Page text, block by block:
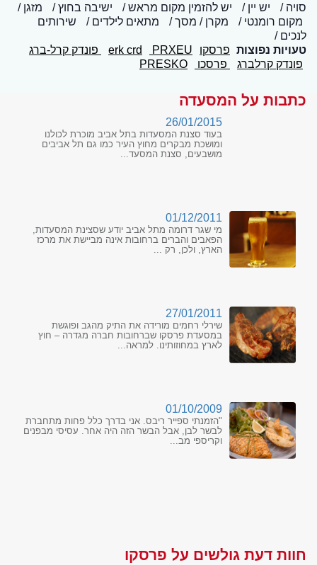
סויה
יש יין יש להזמין מקום מראש ישיבה בחוץ
מזגן
מקום רומנטי
מקרן / מסך מתאים לילדים
שירותים
לנכים
טעויות נפוצות פרסקו erk crd PRXEU
פונדק קרל-ברג
פונדק קרלברג
פרסכו PRESKO
כתבות על המסעדה
26/01/2015
בעוד סצנת המסעדות בתל אביב מוכרת לכולנו
ומושכת מבקרים מחוץ העיר כמו גם תל אביבים
מושבעים, סצנת המסעד...
01/12/2011
מי שגר דרומה מתל אביב יודע שסצינת המסעדות,
הפאבים והברים ברחובות אינה מביישת את מרכז
הארץ, ולכן, רק ...
27/01/2011
שירלי רחמים מורידה את התיק מהגב ופוגשת
במסעדת פרסקו שברחובות חברה מגדרה – חוץ
לארץ במחוזותינו. למראה...
01/10/2009
"הזמנתי ספייר ריבס. אני בדרך כלל פחות מתחברת
לבשר לבן, אבל הבשר הזה היה אחר. עסיסי מבפנים
וקריספי מב...
חוות דעת גולשים על פרסקו